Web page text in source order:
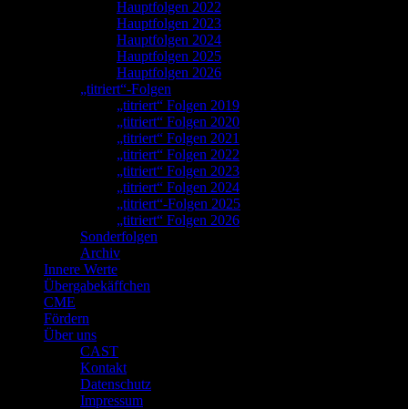
Hauptfolgen 2022
Hauptfolgen 2023
Hauptfolgen 2024
Hauptfolgen 2025
Hauptfolgen 2026
„titriert“-Folgen
„titriert“ Folgen 2019
„titriert“ Folgen 2020
„titriert“ Folgen 2021
„titriert“ Folgen 2022
„titriert“ Folgen 2023
„titriert“ Folgen 2024
„titriert“-Folgen 2025
„titriert“ Folgen 2026
Sonderfolgen
Archiv
Innere Werte
Übergabekäffchen
CME
Fördern
Über uns
CAST
Kontakt
Datenschutz
Impressum